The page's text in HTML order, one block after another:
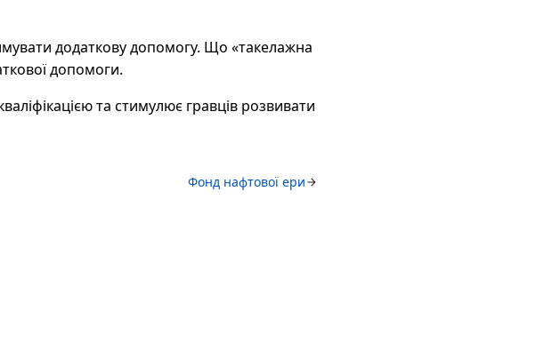
додаткову допомогу. Що «такелажна
допомоги.
та стимулює гравців розвивати
Фонд нафтової ери